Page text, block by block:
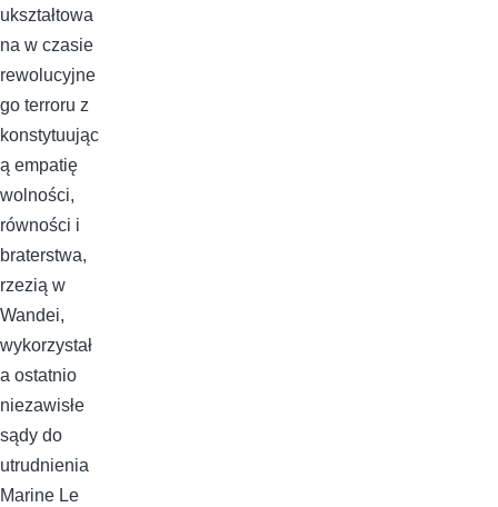
ukształtowa
na w czasie
rewolucyjne
go terroru z
konstytuując
ą empatię
wolności,
równości i
braterstwa,
rzezią w
Wandei,
wykorzystał
a ostatnio
niezawisłe
sądy do
utrudnienia
Marine Le